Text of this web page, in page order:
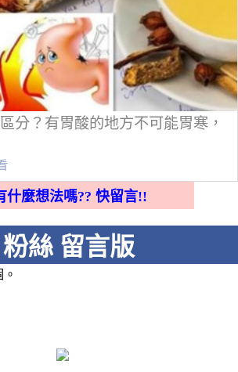
分？有胃酸的地方不可能胃寒，
什麼想法嗎?? 快留言!!
絲 留言版